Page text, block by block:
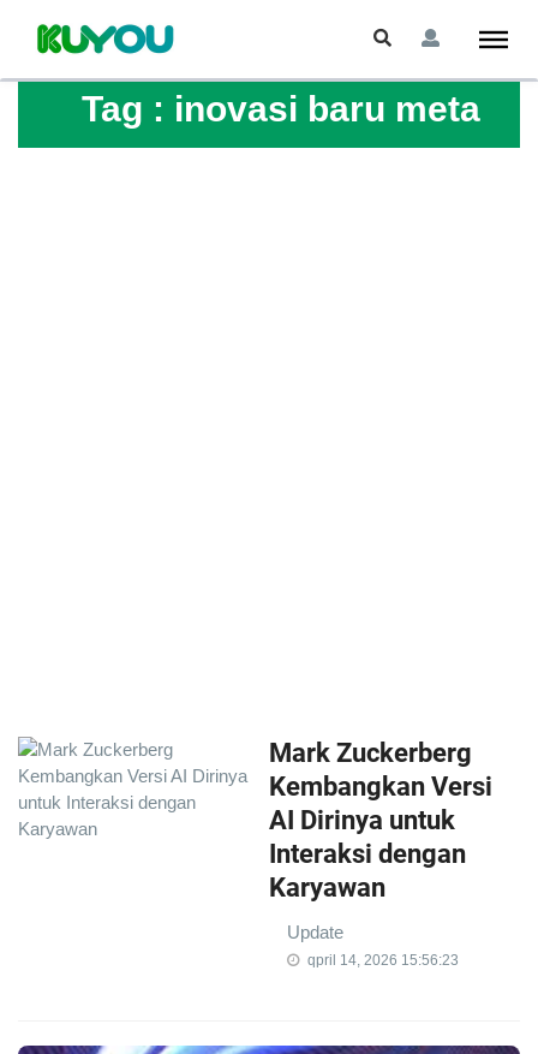
Tag : inovasi baru meta
Mark Zuckerberg
Kembangkan Versi
AI Dirinya untuk
Interaksi dengan
Karyawan
Update
qpril 14, 2026 15:56:23